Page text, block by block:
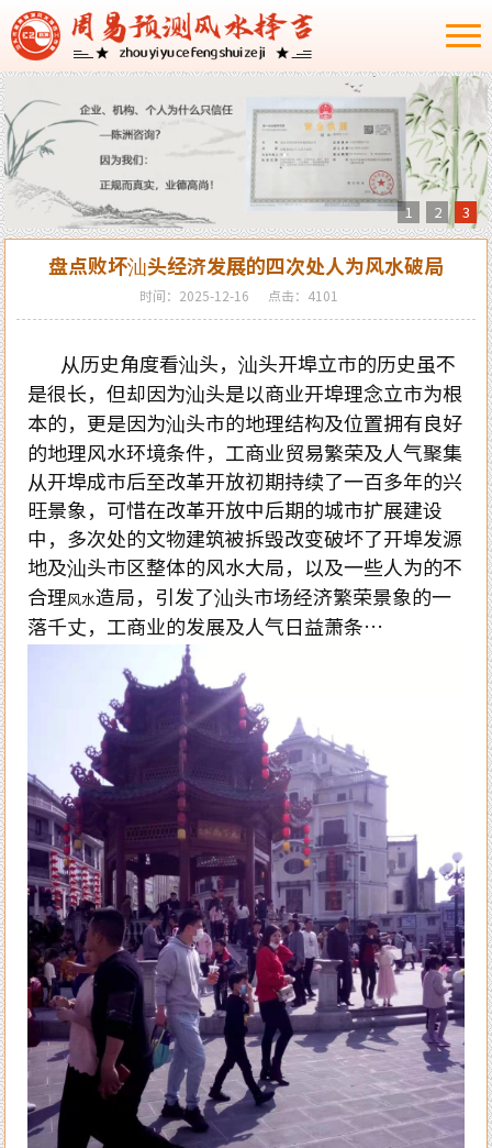
1 2 3
盘点败坏汕头经济发展的四次处人为风水破局
时间：2025-12-16 点击：4101
从历史角度看汕头，汕头开埠立市的历史虽不
是很长，但却因为汕头是以商业开埠理念立市为根
本的，更是因为汕头市的地理结构及位置拥有良好
的地理风水环境条件，工商业贸易繁荣及人气聚集
从开埠成市后至改革开放初期持续了一百多年的兴
旺景象，可惜在改革开放中后期的城市扩展建设
中，多次处的文物建筑被拆毁改变破坏了开埠发源
地及汕头市区整体的风水大局，以及一些人为的不
合理风水造局，引发了汕头市场经济繁荣景象的一
落千丈，工商业的发展及人气日益萧条…